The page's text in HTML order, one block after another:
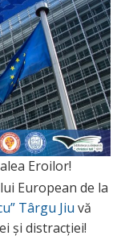
Eroilor!
European de la
Târgu Jiu vă
și distracției!